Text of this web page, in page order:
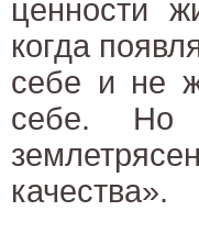
ценности
когда
себе и не
себе. Но
качества».